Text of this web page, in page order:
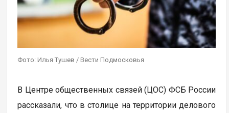
Фото: Илья Тушев / Вести Подмосковья
В Центре общественных связей (ЦОС) ФСБ России
рассказали, что в столице на территории делового